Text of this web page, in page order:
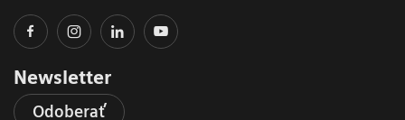
Newsletter
Odoberať